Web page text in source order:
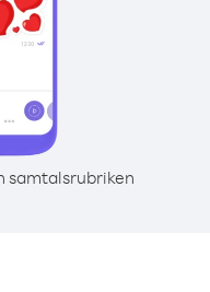
samtalsrubriken